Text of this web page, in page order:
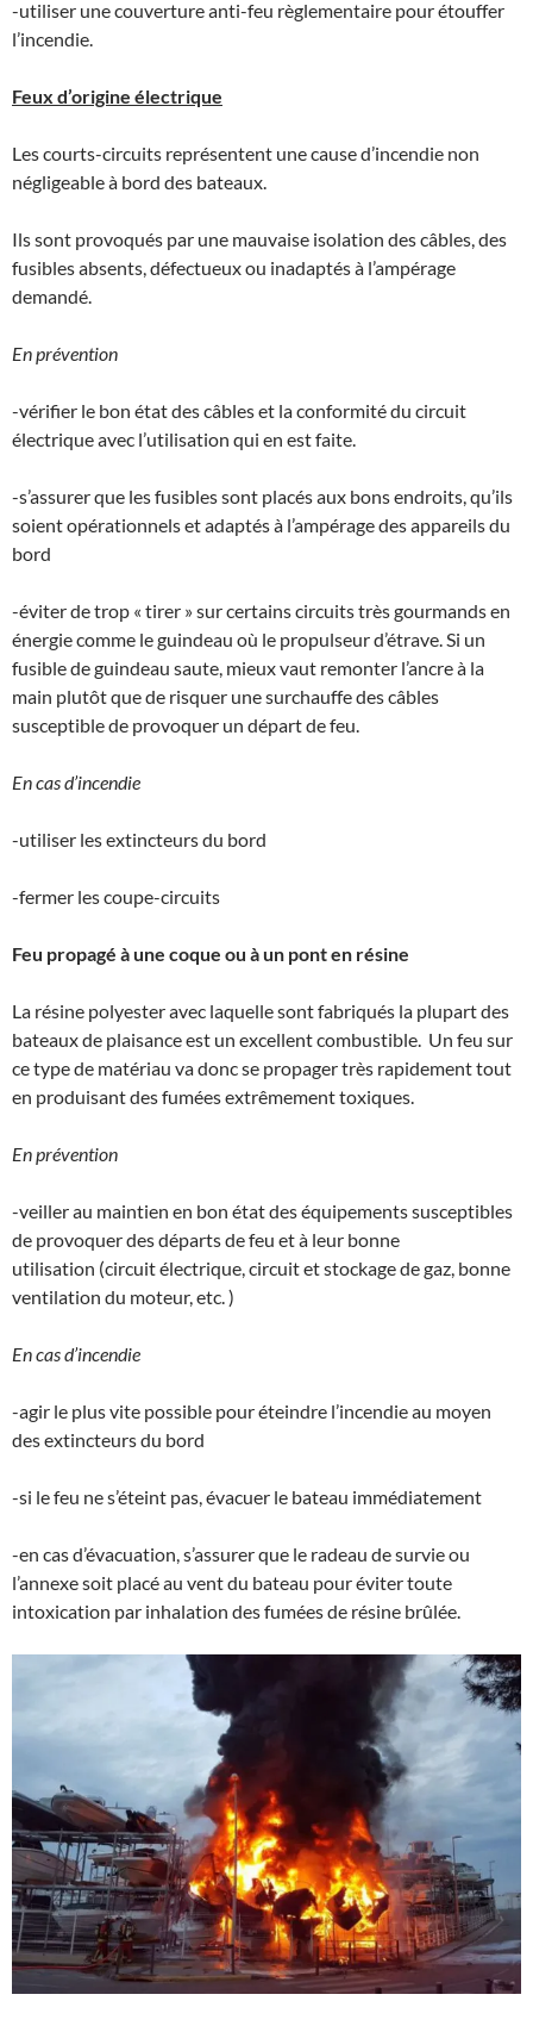
-utiliser une couverture anti-feu règlementaire pour étouffer
l’incendie.
Feux d’origine électrique
Les courts-circuits représentent une cause d’incendie non
négligeable à bord des bateaux.
Ils sont provoqués par une mauvaise isolation des câbles, des
fusibles absents, défectueux ou inadaptés à l’ampérage
demandé.
En prévention
-vérifier le bon état des câbles et la conformité du circuit
électrique avec l’utilisation qui en est faite.
-s’assurer que les fusibles sont placés aux bons endroits, qu’ils
soient opérationnels et adaptés à l’ampérage des appareils du
bord
-éviter de trop « tirer » sur certains circuits très gourmands en
énergie comme le guindeau où le propulseur d’étrave. Si un
fusible de guindeau saute, mieux vaut remonter l’ancre à la
main plutôt que de risquer une surchauffe des câbles
susceptible de provoquer un départ de feu.
En cas d’incendie
-utiliser les extincteurs du bord
-fermer les coupe-circuits
Feu propagé à une coque ou à un pont en résine
La résine polyester avec laquelle sont fabriqués la plupart des
bateaux de plaisance est un excellent combustible. Un feu sur
ce type de matériau va donc se propager très rapidement tout
en produisant des fumées extrêmement toxiques.
En prévention
-veiller au maintien en bon état des équipements susceptibles
de provoquer des départs de feu et à leur bonne
utilisation (circuit électrique, circuit et stockage de gaz, bonne
ventilation du moteur, etc. )
En cas d’incendie
-agir le plus vite possible pour éteindre l’incendie au moyen
des extincteurs du bord
-si le feu ne s’éteint pas, évacuer le bateau immédiatement
-en cas d’évacuation, s’assurer que le radeau de survie ou
l’annexe soit placé au vent du bateau pour éviter toute
intoxication par inhalation des fumées de résine brûlée.